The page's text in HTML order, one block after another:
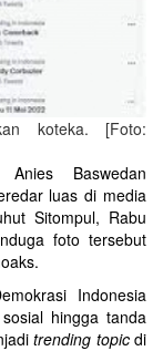
koteka. [Foto:
Anies Baswedan
luas di media
Sitompul, Rabu
foto tersebut
Indonesia
hingga tanda
trending topicdi